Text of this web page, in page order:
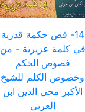
14- فص حكمة قدرية
في كلمة عزيرية - من
فصوص الحكم
وخصوص الكلم للشيخ
الأكبر محي الدين ابن
العربي